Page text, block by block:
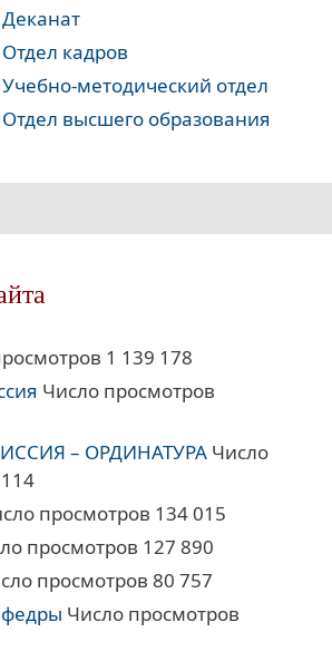
Деканат
Отдел кадров
Учебно-методический отдел
Отдел высшего образования
1 139 178
Число просмотров
– ОРДИНАТУРА Число
просмотров 134 015
просмотров 127 890
просмотров 80 757
Число просмотров